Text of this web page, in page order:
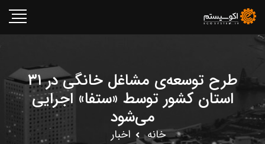
طرح توسعه‌ی مشاغل خانگی در ۳۱
استان کشور توسط «ستفا» اجرایی
می‌شود
خانه اخبار